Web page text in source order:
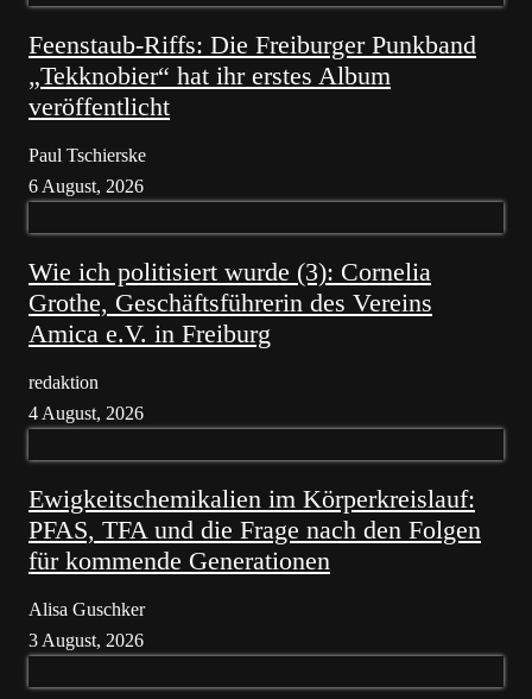
Feenstaub-Riffs: Die Freiburger Punkband
„Tekknobier“ hat ihr erstes Album
veröffentlicht
Paul Tschierske
6 August, 2026
Wie ich politisiert wurde (3): Cornelia
Grothe, Geschäftsführerin des Vereins
Amica e.V. in Freiburg
redaktion
4 August, 2026
Ewigkeitschemikalien im Körperkreislauf:
PFAS, TFA und die Frage nach den Folgen
für kommende Generationen
Alisa Guschker
3 August, 2026